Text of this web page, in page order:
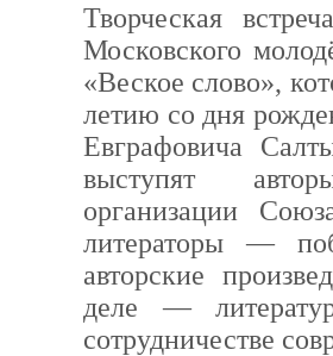
Творческая
Московского
«Веское слово»,
летию со дня
Евграфовича
выступят
организации
литераторы —
авторские
деле —
сотрудничестве